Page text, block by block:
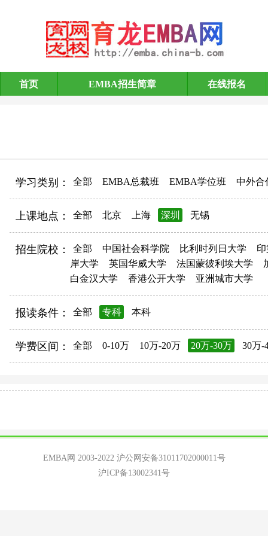
EMBA招生简章
首页 EMBA招生简章 在线报名
学习类别： 全部 EMBA总裁班 EMBA学位班 中外合
上课地点： 全部 北京 上海 深圳 无锡
招生院校： 全部 中国社会科学院 比利时列日大学
岸大学
英国华威大学 法国蒙彼利埃大学
白金汉大学
香港公开大学 亚洲城市大学
报读条件： 全部 专科 本科
学费区间： 全部 0-10万 10万-20万 20万-30万 30万-
EMBA网 2003-2022 沪公网安备31011702000011号
沪ICP备13002341号